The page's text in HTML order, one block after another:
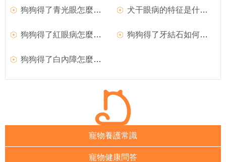
狗狗得了青光眼怎麼辦？ 犬干眼病的特征是什麼？狗狗得了干眼病怎麼辦？
狗狗得了紅眼病怎麼治療？ 狗狗得了牙結石如何治療？
狗狗得了白內障怎麼辦？如何治療？
寵物養護常識
寵物健康問答